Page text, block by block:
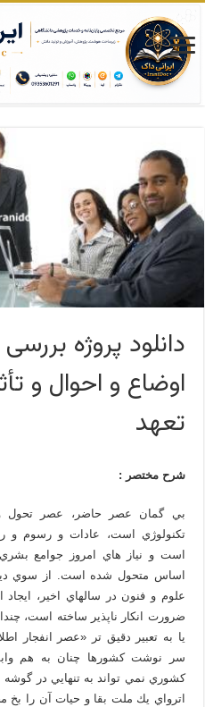
دانلود پروژه
اوضاع و احوال و
تعهد
شرح مختصر :
بي گمان عصر حاضر، عصر تحول
تكنولوژي است، عادات و رسوم و
است و نياز هاي امروز جوامع
اساس متحول شده است. از سوي
علوم و فنون در سالهاي اخير، ايجاد
ضرورت انكار ناپذير ساخته است،
يا به تعبير دقيق تر «عصر انفجار
سر نوشت كشورها چنان به هم
كشوري نمي تواند به تنهايي در گوشه
اترواي يك ملت بقا و حيات آن را